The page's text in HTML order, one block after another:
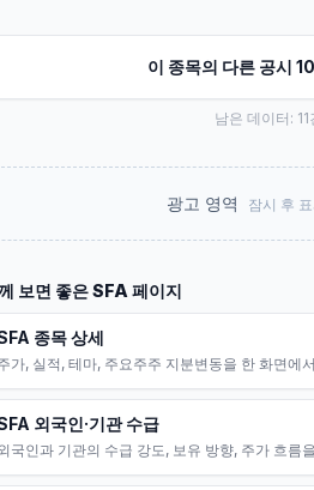
이 종목의 다른 공시
남은 데이터: 11
광고 영역 잠시 후
보면 좋은SFA 페이지
종목 상세
가, 실적, 테마, 주요주주 지분변동을 한 화면에
외국인·기관 수급
국인과 기관의 수급 강도, 보유 방향, 주가 흐름